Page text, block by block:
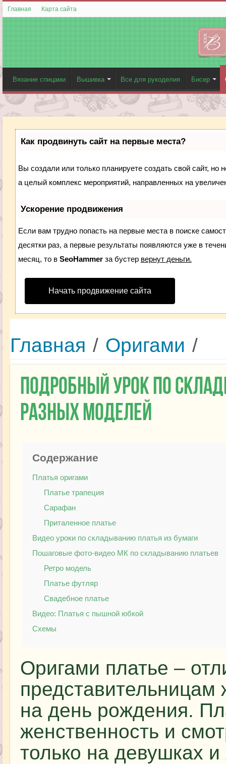
Главная Карта сайта
Вязание спицами Вышивка Все для рукоделия Бисер
Как продвинуть сайт на первые места?
Вы создали или только планируете создать свой сайт, но
а целый комплекс мероприятий, направленных на
Ускорение продвижения
Если вам трудно попасть на первые места в поиске
десятки раз, а первые результаты появляются уже в
месяц, то в SeoHammerза бустер вернут деньги.
Начать продвижение сайта
Главная / Оригами /
Подробный урок по
разных моделей
Содержание
Платья оригами
Платье трапеция
Сарафан
Приталенное платье
Видео уроки по складыванию платья из бумаги
Пошаговые фото-видео МК по складыванию платьев
Ретро модель
Платье футляр
Свадебное платье
Видео: Платья с пышной юбкой
Схемы
Оригами платье –
представительницам
на день рождения.
женственность и
только на девушках